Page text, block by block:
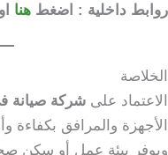
روابط داخلية : اضغط هنا او
الخلاصة
الاعتماد على شركة صيانة
الأجهزة والمرافق بكفاءة
ويوفر بيئة عمل أو سكن